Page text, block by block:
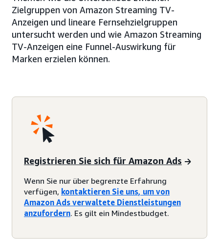
Zielgruppen von Amazon Streaming TV-
Anzeigen und lineare Fernsehzielgruppen
untersucht werden und wie Amazon Streaming
TV-Anzeigen eine Funnel-Auswirkung für
Marken erzielen können.
Registrieren Sie sich für Amazon Ads
Wenn Sie nur über begrenzte Erfahrung
verfügen, kontaktieren Sie uns, um von
Amazon Ads verwaltete Dienstleistungen
anzufordern. Es gilt ein Mindestbudget.